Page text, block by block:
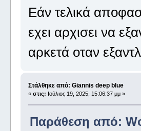
Εάν τελικά
εχει αρχισει να
αρκετά οταν
Στάλθηκε από: Giannis deep blue
« στις: Ιούλιος 19, 2025, 15:06:37 μμ »
Παράθεση από: